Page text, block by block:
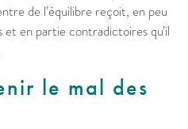
de l’équilibre reçoit, en peu
et en partie contradictoires qu’il
le mal des